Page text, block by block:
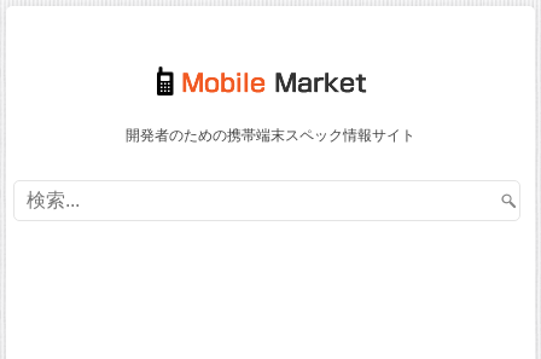
開発者のための携帯端末スペック情報サイト